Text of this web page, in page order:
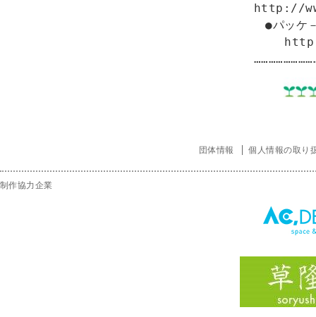
http://
●パッケ
http://
団体情報 個人情報の取り
制作協力企業